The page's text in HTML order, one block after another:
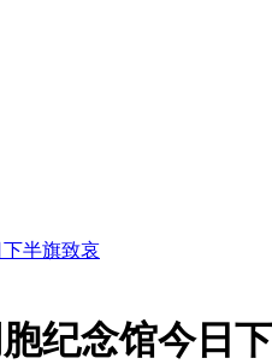
半旗致哀
纪念馆今日